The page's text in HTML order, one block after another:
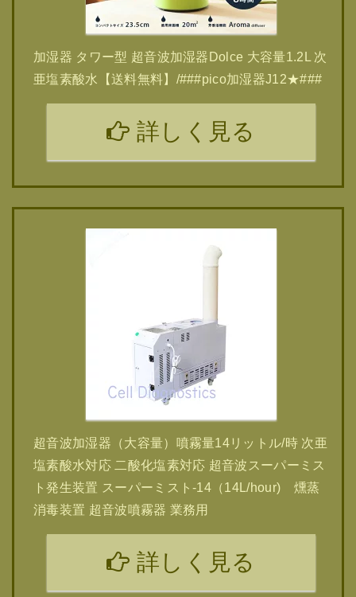
加湿器 タワー型 超音波加湿器Dolce 大容量1.2L 次
亜塩素酸水【送料無料】/###pico加湿器J12★###
詳しく見る
超音波加湿器（大容量）噴霧量14リットル/時 次亜
塩素酸水対応 二酸化塩素対応 超音波スーパーミス
ト発生装置 スーパーミスト-14（14L/hour) 燻蒸
消毒装置 超音波噴霧器 業務用
詳しく見る